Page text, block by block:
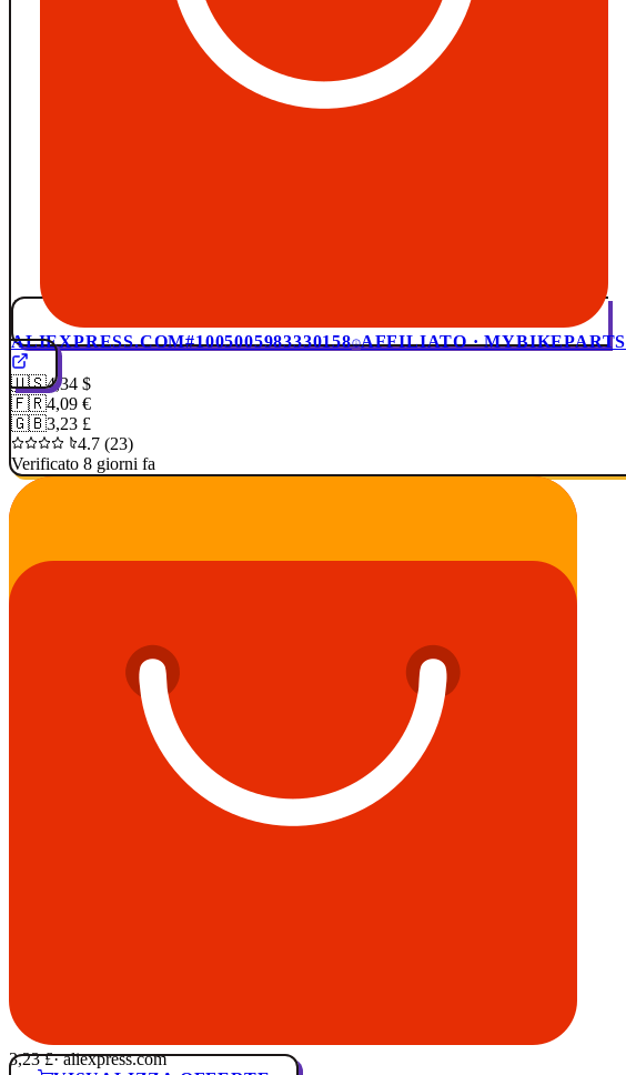
ALIEXPRESS.COM#1005005983330158 AFFILIATO · MYBIKEPARTS
🇺🇸4,34 $
🇫🇷4,09 €
🇬🇧3,23 £
4.7 (23)
Verificato 8 giorni fa
3,23 £· aliexpress.com